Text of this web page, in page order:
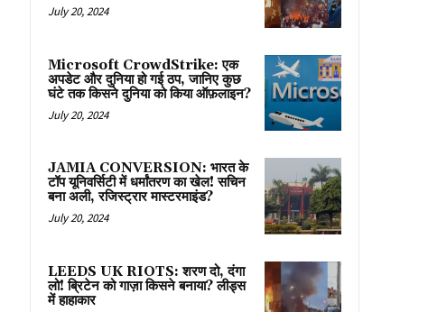
July 20, 2024
Microsoft CrowdStrike: एक
अपडेट और दुनिया हो गई ठप, जानिए कुछ
घंटे तक किसने दुनिया को किया ऑफ़लाइन?
July 20, 2024
JAMIA CONVERSION: भारत के
टॉप यूनिवर्सिटी में धर्मांतरण का खेल! सचिन
बना अली, रजिस्ट्रार मास्टरमाइंड?
July 20, 2024
LEEDS UK RIOTS: शरण दो, दंगा
लो! ब्रिटेन को गाज़ा किसने बनाया? लीड्स
में हाहाकार